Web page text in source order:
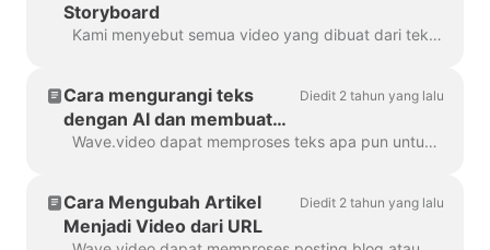
Storyboard
Kami menyebut semua video yang dibuat dari teks atau postingan blog sebagai "Video Storyboard", karena video tersebut memiliki skrip yang ditautkan ke adegan tertentu dalam video. ...
Cara mengurangi teks
dengan AI dan membuat
video
Diedit 2 tahun yang lalu
Wave.video dapat memproses teks apa pun untuk membuat video yang akan menjelaskan tentang apa teks itu. Anda dapat mengatur durasi yang diinginkan dan menyetel hasil yang dihasilkan secara otomatis...
Cara Mengubah Artikel
Menjadi Video dari URL
Diedit 2 tahun yang lalu